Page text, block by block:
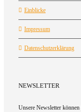
Einblicke
Impressum
Datenschutzerklärung
NEWSLETTER
Unsere Newsletter